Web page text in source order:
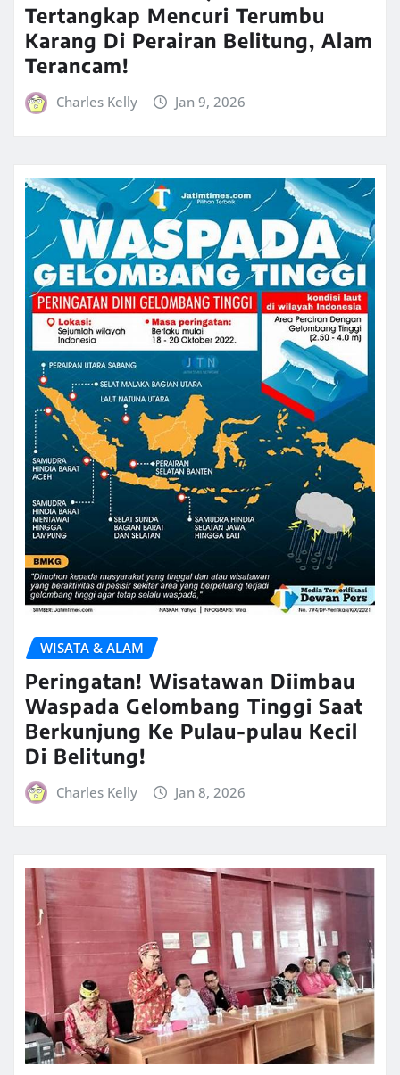
Tertangkap Mencuri Terumbu
Karang Di Perairan Belitung, Alam
Terancam!
Charles Kelly Jan 9, 2026
WISATA & ALAM
Peringatan! Wisatawan Diimbau
Waspada Gelombang Tinggi Saat
Berkunjung Ke Pulau-pulau Kecil
Di Belitung!
Charles Kelly Jan 8, 2026